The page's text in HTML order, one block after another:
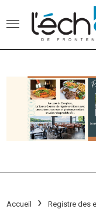
Accueil Registre des